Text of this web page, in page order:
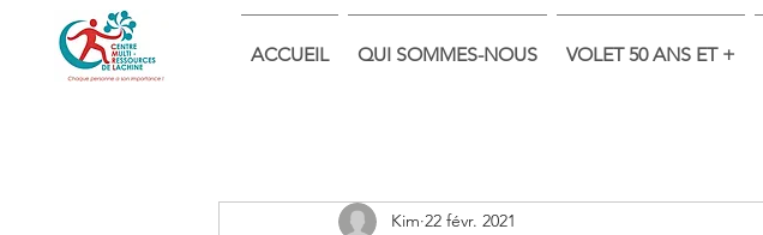
ACCUEIL QUI SOMMES-NOUS VOLET 50 ANS ET +
Kim 22 févr. 2021